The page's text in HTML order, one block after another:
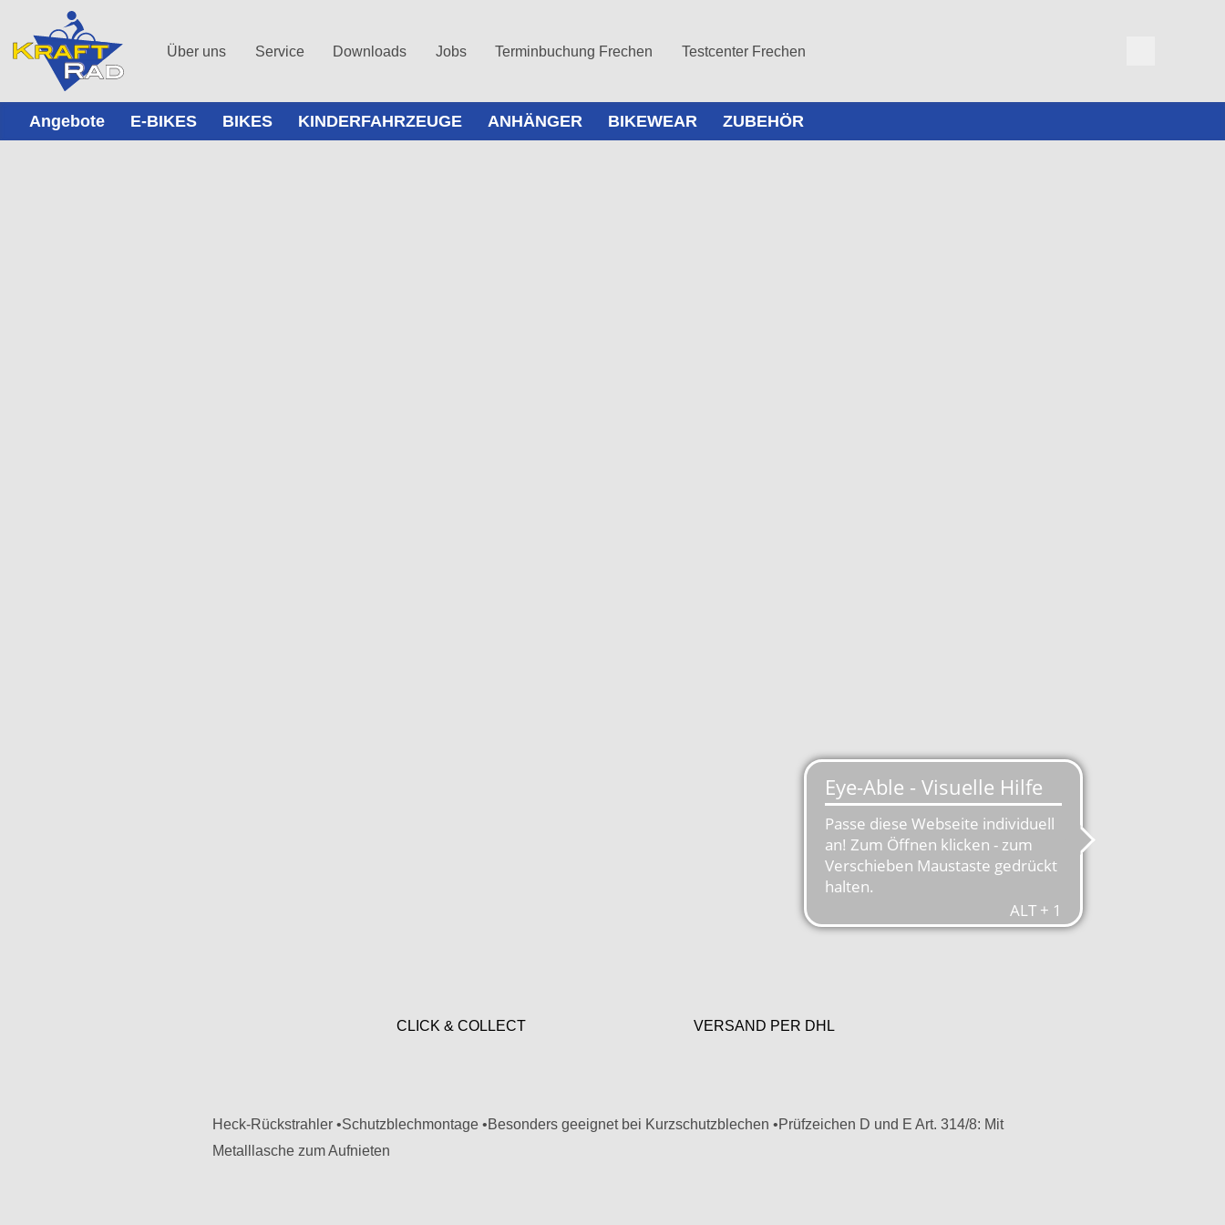
Über uns Service Downloads Jobs Terminbuchung Frechen Testcenter Frechen
Angebote E-BIKES BIKES KINDERFAHRZEUGE ANHÄNGER BIKEWEAR ZUBEHÖR
CLICK & COLLECT VERSAND PER DHL
Heck-Rückstrahler •Schutzblechmontage •Besonders geeignet bei Kurzschutzblechen •Prüfzeichen D und E Art. 314/8: Mit
Metalllasche zum Aufnieten